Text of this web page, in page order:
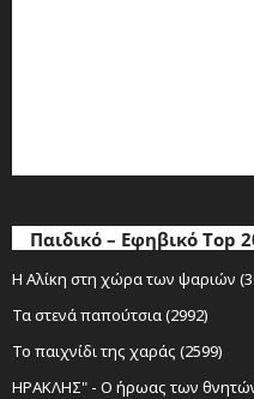
Παιδικό – Εφηβικό Top
Η Αλίκη στη χώρα των ψαριών
Τα στενά παπούτσια (2992)
Το παιχνίδι της χαράς (2599)
ΗΡΑΚΛΗΣ" - Ο ήρωας των